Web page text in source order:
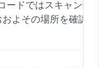
ードではスキャン数、
よその場所を確認で